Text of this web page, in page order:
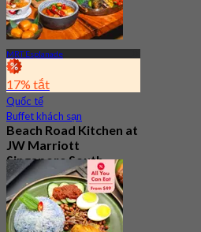
MRT Esplanade
17% tắt
Quốc tế
Buffet khách sạn
Beach Road Kitchen at
JW Marriott
Singapore South
Beach
5.0
247 Đã đặt chỗ
TừS$ 78